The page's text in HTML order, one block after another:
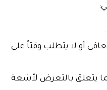
أو لا يتطلب وقتاً على
يتعلق بالتعرض لأشعة